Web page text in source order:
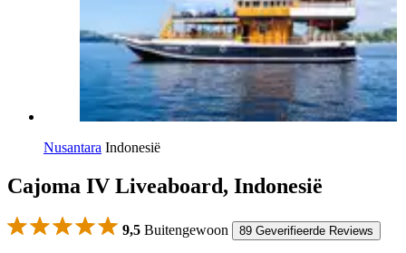
Nusantara Indonesië
Cajoma IV Liveaboard, Indonesië
9,5 Buitengewoon 89 Geverifieerde Reviews